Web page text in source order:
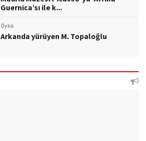
Guernica’sı ile k...
Öykü
Arkanda yürüyen M. Topaloğlu